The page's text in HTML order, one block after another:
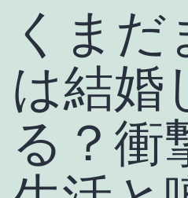
くまだ
は結婚
る？衝